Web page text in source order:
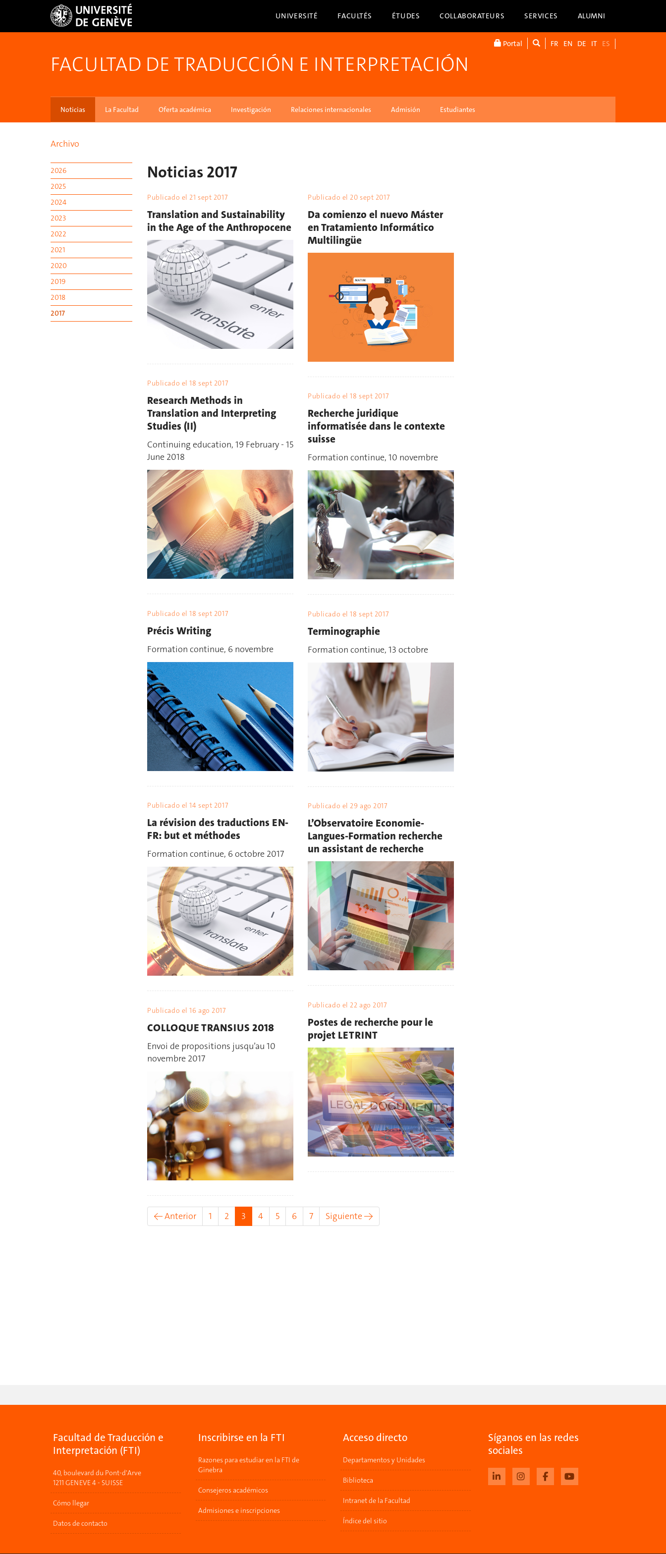
UNIVERSITÉ FACULTÉS ÉTUDES COLLABORATEURS SERVICES ALUMNI
Portal FR EN DE IT ES
FACULTAD DE TRADUCCIÓN E INTERPRETACIÓN
Noticias La Facultad Oferta académica Investigación Relaciones internacionales Admisión Estudiantes
Archivo
2026
2025
2024
2023
2022
2021
2020
2019
2018
2017
Noticias 2017
Publicado el 21 sept 2017
Translation and Sustainability
in the Age of the Anthropocene
Publicado el 20 sept 2017
Da comienzo el nuevo Máster
en Tratamiento Informático
Multilingüe
Publicado el18 sept 2017
Research Methods in
Translation and Interpreting
Studies (II)
Continuing education, 19 February - 15
June 2018
Publicado el18 sept 2017
Recherche juridique
informatisée dans le contexte
suisse
Formation continue, 10 novembre
Publicado el18 sept 2017
Précis Writing
Formation continue, 6 novembre
Publicado el18 sept 2017
Terminographie
Formation continue, 13 octobre
Publicado el14 sept 2017
La révision des traductions EN-
FR: but et méthodes
Formation continue, 6 octobre 2017
Publicado el 29 ago 2017
L’Observatoire Economie-
Langues-Formation recherche
un assistant de recherche
Publicado el 22 ago 2017
Postes de recherche pour le
projet LETRINT
Publicado el16 ago 2017
COLLOQUE TRANSIUS 2018
Envoi de propositions jusqu’au 10
novembre 2017
← Anterior 1 2 3 (actual)
4 5 6 7 Siguiente →
Facultad de Traducción e
Interpretación (FTI)
40, boulevard du Pont-d'Arve
1211 GENEVE 4 - SUISSE
Cómo llegar
Datos de contacto
Inscribirse en la FTI
Razones para estudiar en la FTI de
Ginebra
Consejeros académicos
Admisiones e inscripciones
Acceso directo
Departamentos y Unidades
Biblioteca
Intranet de la Facultad
Índice del sitio
Síganos en las redes
sociales